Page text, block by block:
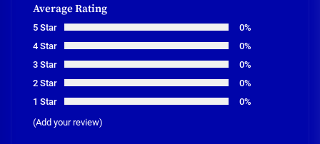
Average Rating
5 Star
0%
4 Star
0%
3 Star
0%
2 Star
0%
1 Star
0%
(Add your review)